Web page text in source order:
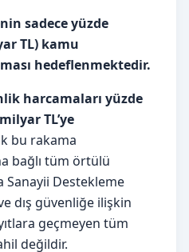
sadece yüzde
TL) kamu
hedeflenmektedir.
harcamaları yüzde
TL’ye
bu rakama
bağlı tüm örtülü
Sanayii Destekleme
dış güvenliğe ilişkin
geçmeyen tüm
değildir.